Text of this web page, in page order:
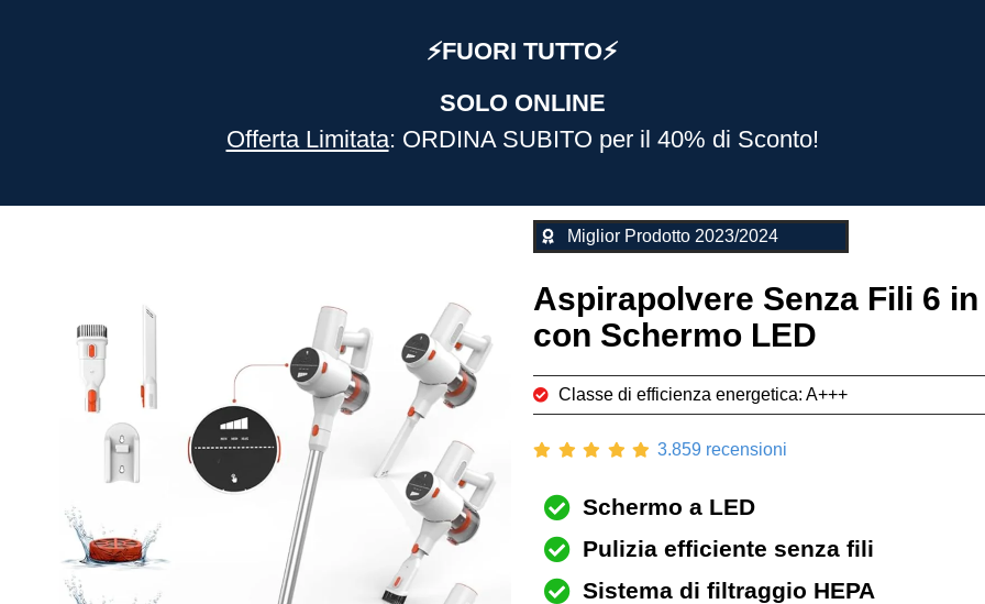
⚡️FUORI TUTTO⚡️
SOLO ONLINE
Offerta Limitata: ORDINA SUBITO per il 40% di Sconto!
Miglior Prodotto 2023/2024
Aspirapolvere Senza Fili 6 in
con Schermo LED
Classe di efficienza energetica: A+++
3.859 recensioni
Schermo a LED
Pulizia efficiente senza fili
Sistema di filtraggio HEPA